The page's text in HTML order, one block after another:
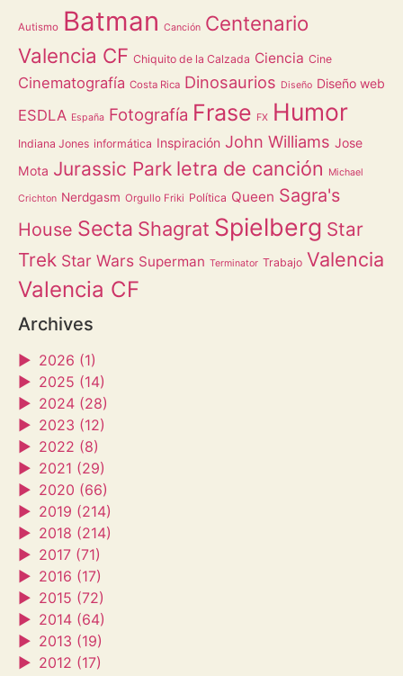
Autismo Batman Canción Centenario
Valencia CF Chiquito de la Calzada Ciencia Cine
Cinematografía Costa Rica Dinosaurios Diseño Diseño web
ESDLA España Fotografía Frase FX Humor
Indiana Jones informática Inspiración John Williams Jose
Mota Jurassic Park letra de canción Michael
Crichton Nerdgasm Orgullo Friki Política Queen Sagra's
House Secta Shagrat Spielberg Star
Trek Star Wars Superman Terminator Trabajo Valencia
Valencia CF
Archives
► 2026 (1)
► 2025 (14)
► 2024 (28)
► 2023 (12)
► 2022 (8)
► 2021 (29)
► 2020 (66)
► 2019 (214)
► 2018 (214)
► 2017 (71)
► 2016 (17)
► 2015 (72)
► 2014 (64)
► 2013 (19)
► 2012 (17)